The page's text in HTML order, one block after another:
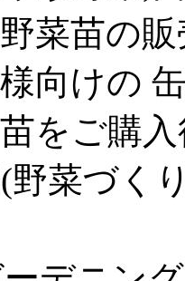
菜苗の
向けの
をご購
野菜づく